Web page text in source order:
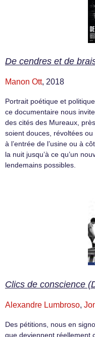
De cendres et de
Manon Ott, 2018
Portrait poétique et
ce documentaire nous
des cités des Mureaux,
soient douces, révoltées
à l’entrée de l’usine ou à
la nuit jusqu’à ce qu’un
lendemains possibles.
Clics de conscience
Alexandre Lumbroso,
Des pétitions, nous en
que deviennent réellement